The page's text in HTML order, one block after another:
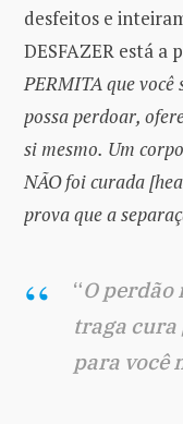
desfeitos e
DESFAZER está a
PERMITA que
possa perdoar,
si mesmo. Um
NÃO foi curada
prova que a
“O perdão
traga cura
para você